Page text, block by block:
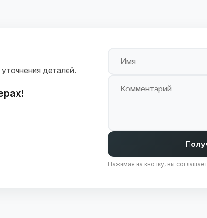
деталей.
Нажимая на кнопку, вы